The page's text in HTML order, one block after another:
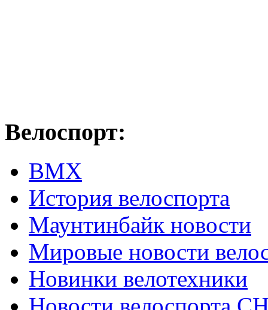
Велоспорт:
ВМХ
История велоспорта
Маунтинбайк новости
Мировые новости
Новинки велотехники